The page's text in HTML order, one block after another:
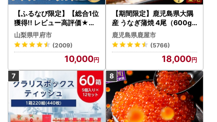
【ふるなび限定】【総合1位
獲得!! レビュー高評価★】
〈2026年度配送分〉山梨
県産 シャインマスカット 2
～3房（1.0kg以上）シャイ
ン フルーツ FN-Limited-S
P
山梨県甲府市
(2009)
10,000
【期間限定】鹿児島県大隅
産 うなぎ蒲焼 4尾（600g
） KN007-004-04-cp18
うなぎ 鰻 魚 惣菜 総菜
鹿児島県鹿屋市
(5766)
18,000